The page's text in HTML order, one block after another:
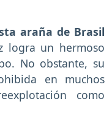
araña de Brasil
logra un hermoso
No obstante, su
en muchos
como